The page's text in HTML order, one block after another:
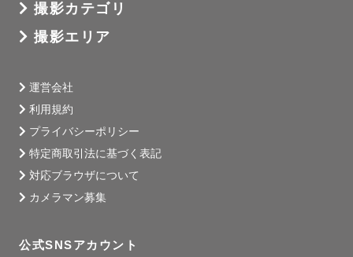
撮影カテゴリ
撮影エリア
運営会社
利用規約
プライバシーポリシー
特定商取引法に基づく表記
対応ブラウザについて
カメラマン募集
公式SNSアカウント